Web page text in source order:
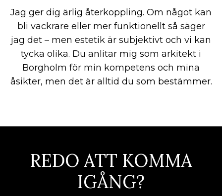
Jag ger dig ärlig återkoppling. Om något kan
bli vackrare eller mer funktionellt så säger
jag det – men estetik är subjektivt och vi kan
tycka olika. Du anlitar mig som arkitekt i
Borgholm för min kompetens och mina
åsikter, men det är alltid du som bestämmer.
REDO ATT KOMMA
IGÅNG?